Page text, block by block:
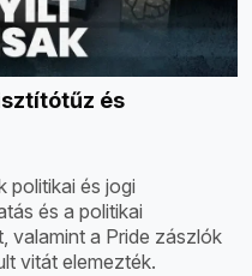
és
politikai és jogi
és a politikai
valamint a Pride zászlók
vitát elemezték.